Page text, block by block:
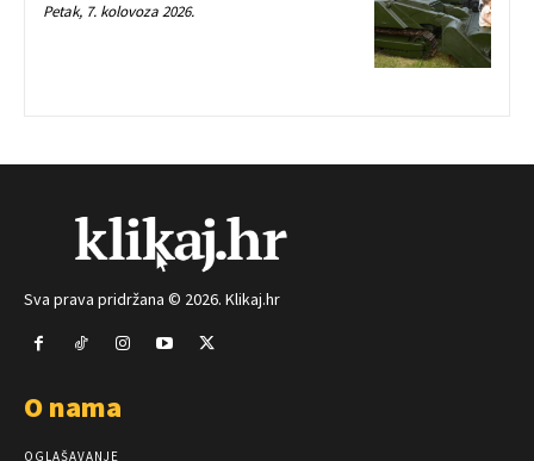
Petak, 7. kolovoza 2026.
Sva prava pridržana © 2026. Klikaj.hr
O nama
OGLAŠAVANJE